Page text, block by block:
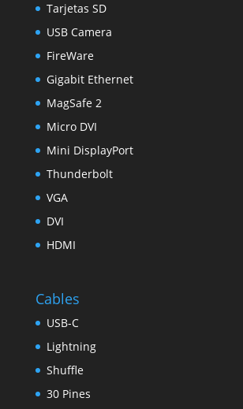
Tarjetas SD
USB Camera
FireWare
Gigabit Ethernet
MagSafe 2
Micro DVI
Mini DisplayPort
Thunderbolt
VGA
DVI
HDMI
Cables
USB-C
Lightning
Shuffle
30 Pines